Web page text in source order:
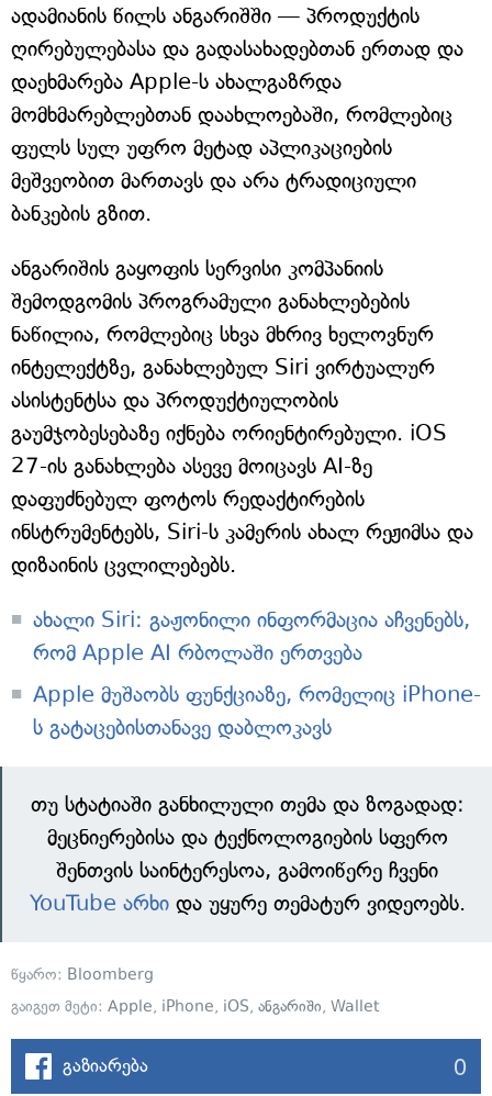
ადამიანის წილს ანგარიშში — პროდუქტის
ღირებულებასა და გადასახადებთან ერთად და
დაეხმარება Apple-ს ახალგაზრდა
მომხმარებლებთან დაახლოებაში, რომლებიც
ფულს სულ უფრო მეტად აპლიკაციების
მეშვეობით მართავს და არა ტრადიციული
ბანკების გზით.
ანგარიშის გაყოფის სერვისი კომპანიის
შემოდგომის პროგრამული განახლებების
ნაწილია, რომლებიც სხვა მხრივ ხელოვნურ
ინტელექტზე, განახლებულ Siri ვირტუალურ
ასისტენტსა და პროდუქტიულობის
გაუმჯობესებაზე იქნება ორიენტირებული. iOS
27-ის განახლება ასევე მოიცავს AI-ზე
დაფუძნებულ ფოტოს რედაქტირების
ინსტრუმენტებს, Siri-ს კამერის ახალ რეჟიმსა და
დიზაინის ცვლილებებს.
ახალი Siri: გაჟონილი ინფორმაცია აჩვენებს,
რომ Apple AI რბოლაში ერთვება
Apple მუშაობს ფუნქციაზე, რომელიც iPhone-
ს გატაცებისთანავე დაბლოკავს
თუ სტატიაში განხილული თემა და ზოგადად:
მეცნიერებისა და ტექნოლოგიების სფერო
შენთვის საინტერესოა, გამოიწერე ჩვენი
YouTube არხიდა უყურე თემატურ ვიდეოებს.
წყარო: Bloomberg
გაიგეთ მეტი: Apple, iPhone, iOS, ანგარიში, Wallet
გაზიარება 0